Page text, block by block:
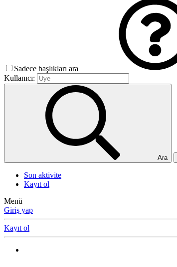
Sadece başlıkları ara
Kullanıcı:
Ara
Son aktivite
Kayıt ol
Menü
Giriş yap
Kayıt ol